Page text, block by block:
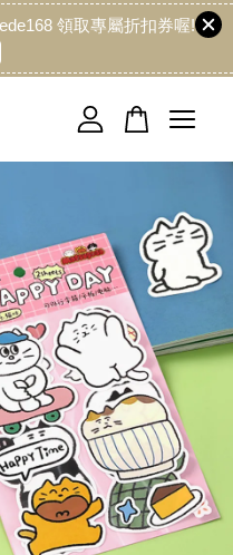
領取專屬折扣券喔!
還是空的。